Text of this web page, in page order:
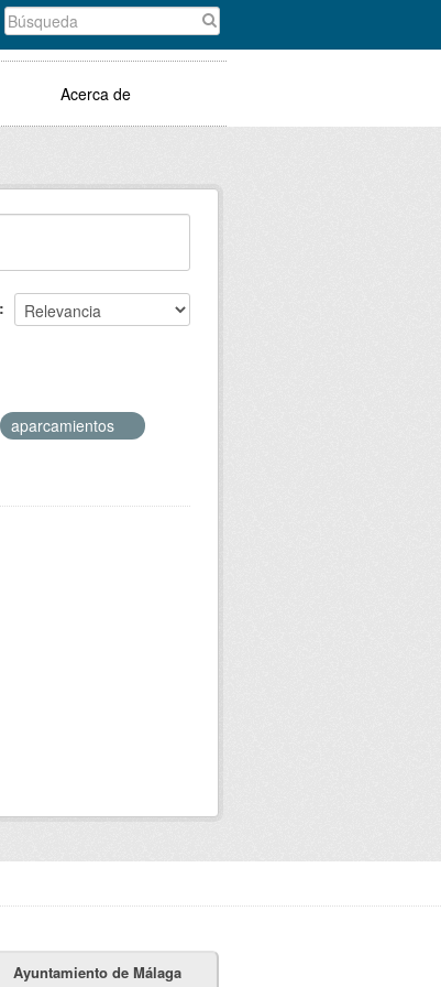
Acerca de
aparcamientos
Ayuntamiento de Málaga